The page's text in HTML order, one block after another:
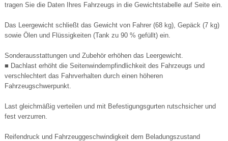
tragen Sie die Daten Ihres Fahrzeugs in die Gewichtstabelle auf Seite ein.
Das Leergewicht schließt das Gewicht von Fahrer (68 kg), Gepäck (7 kg)
sowie Ölen und Flüssigkeiten (Tank zu 90 % gefüllt) ein.
Sonderausstattungen und Zubehör erhöhen das Leergewicht.
■ Dachlast erhöht die Seitenwindempfindlichkeit des Fahrzeugs und
verschlechtert das Fahrverhalten durch einen höheren
Fahrzeugschwerpunkt.
Last gleichmäßig verteilen und mit Befestigungsgurten rutschsicher und
fest verzurren.
Reifendruck und Fahrzeuggeschwindigkeit dem Beladungszustand